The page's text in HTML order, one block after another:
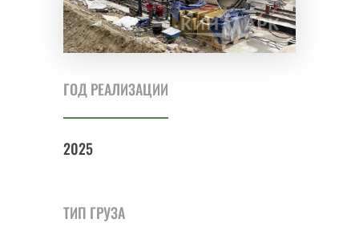
ГОД РЕАЛИЗАЦИИ
2025
ТИП ГРУЗА